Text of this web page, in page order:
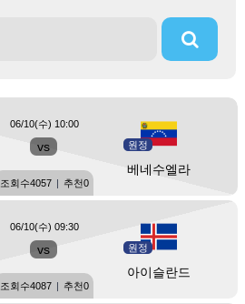
vs 원정
베네수엘라
06/10(수) 10:00
조회수4057 | 추천0
vs 원정
아이슬란드
06/10(수) 09:30
조회수4087 | 추천0